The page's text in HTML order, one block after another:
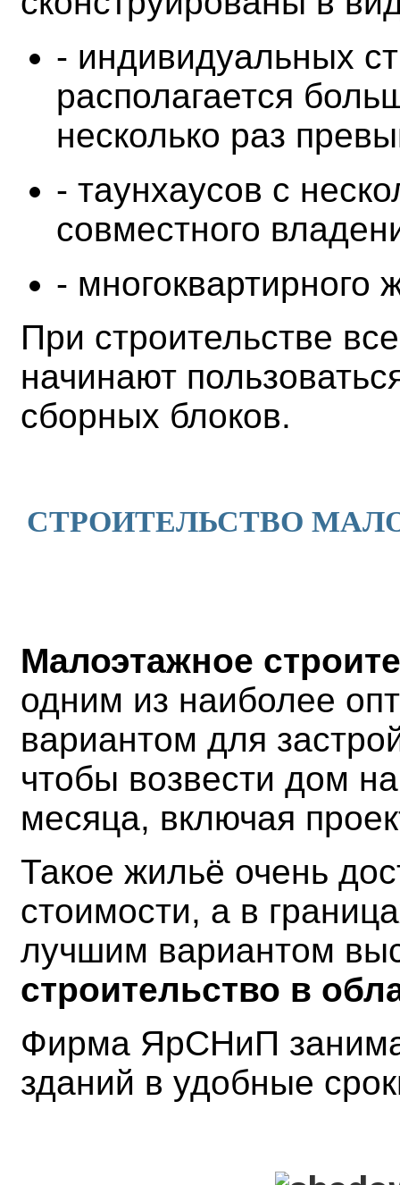
- индивидуальных
располагается
несколько раз
- таунхаусов с
совместного
- многоквартирного
При строительстве
начинают
сборных блоков.
СТРОИТЕЛЬСТВО
Малоэтажное
одним из наиболее
вариантом для
чтобы возвести дом
месяца, включая
Такое жильё очень
стоимости, а в
лучшим вариантом
строительство в
Фирма ЯрСНиП
зданий в удобные